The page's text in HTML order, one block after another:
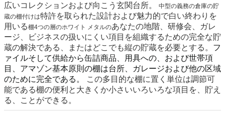
広いコレクションおよび向こう玄関台所。
中型の義務の倉庫の貯
蔵の棚付けは特許を取られた設計および魅力的で白い終わりを
用いる棚4つの層のホワイト メタルのあなたの地階、研修会、ガレ
ージ、ビジネスの扱いにくい項目を組織するための完全な貯
蔵の解決である、またはどこでも縦の貯蔵を必要とする。 フ
ァイルそして供給から缶詰商品、用具への、および世帯項
目、アマゾン基本原則の棚は台所、ガレージおよび他の区域
のために完全である。
この多目的な棚に置く単位は調節可
能である棚の便利と大きくか小さいいろいろな項目を、貯え
る、ことができる。